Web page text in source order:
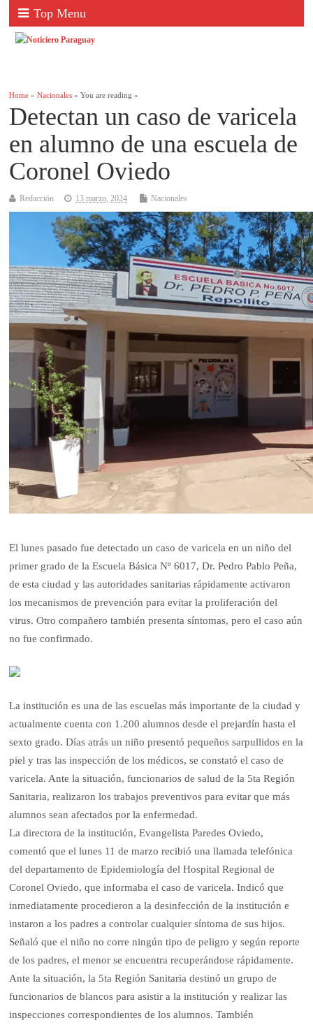
Top Menu
Home »Nacionales » You are reading »
Detectan un caso de varicela
en alumno de una escuela de
Coronel Oviedo
Redacción 13 marzo, 2024 Nacionales
El lunes pasado fue detectado un caso de varicela en un niño del
primer grado de la Escuela Básica Nº 6017, Dr. Pedro Pablo Peña,
de esta ciudad y las autoridades sanitarias rápidamente activaron
los mecanismos de prevención para evitar la proliferación del
virus. Otro compañero también presenta síntomas, pero el caso aún
no fue confirmado.
La institución es una de las escuelas más importante de la ciudad y
actualmente cuenta con 1.200 alumnos desde el prejardín hasta el
sexto grado. Días atrás un niño presentó pequeños sarpullidos en la
piel y tras las inspección de los médicos, se constató el caso de
varicela. Ante la situación, funcionarios de salud de la 5ta Región
Sanitaria, realizaron los trabajos preventivos para evitar que más
alumnos sean afectados por la enfermedad.
La directora de la institución, Evangelista Paredes Oviedo,
comentó que el lunes 11 de marzo recibió una llamada telefónica
del departamento de Epidemiología del Hospital Regional de
Coronel Oviedo, que informaba el caso de varicela. Indicó que
inmediatamente procedieron a la desinfección de la institución e
instaron a los padres a controlar cualquier síntoma de sus hijos.
Señaló que el niño no corre ningún tipo de peligro y según reporte
de los padres, el menor se encuentra recuperándose rápidamente.
Ante la situación, la 5ta Región Sanitaria destinó un grupo de
funcionarios de blancos para asistir a la institución y realizar las
inspecciones correspondientes de los alumnos. También